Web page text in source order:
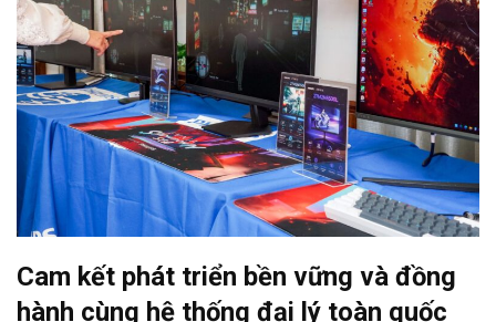
Cam kết phát triển bền vững và đồng
hành cùng hệ thống đại lý toàn quốc